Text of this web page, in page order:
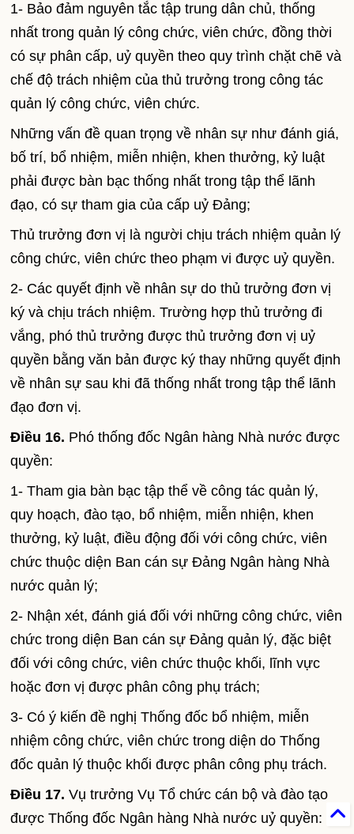
1- Bảo đảm nguyên tắc tập trung dân chủ, thống
nhất trong quản lý công chức, viên chức, đồng thời
có sự phân cấp, uỷ quyền theo quy trình chặt chẽ và
chế độ trách nhiệm của thủ trưởng trong công tác
quản lý công chức, viên chức.
Những vấn đề quan trọng về nhân sự như đánh giá,
bố trí, bổ nhiệm, miễn nhiện, khen thưởng, kỷ luật
phải được bàn bạc thống nhất trong tập thể lãnh
đạo, có sự tham gia của cấp uỷ Đảng;
Thủ trưởng đơn vị là người chịu trách nhiệm quản lý
công chức, viên chức theo phạm vi được uỷ quyền.
2- Các quyết định về nhân sự do thủ trưởng đơn vị
ký và chịu trách nhiệm. Trường hợp thủ trưởng đi
vắng, phó thủ trưởng được thủ trưởng đơn vị uỷ
quyền bằng văn bản được ký thay những quyết định
về nhân sự sau khi đã thống nhất trong tập thể lãnh
đạo đơn vị.
Điều 16. Phó thống đốc Ngân hàng Nhà nước được
quyền:
1- Tham gia bàn bạc tập thể về công tác quản lý,
quy hoạch, đào tạo, bổ nhiệm, miễn nhiện, khen
thưởng, kỷ luật, điều động đối với công chức, viên
chức thuộc diện Ban cán sự Đảng Ngân hàng Nhà
nước quản lý;
2- Nhận xét, đánh giá đối với những công chức, viên
chức trong diện Ban cán sự Đảng quản lý, đặc biệt
đối với công chức, viên chức thuộc khối, lĩnh vực
hoặc đơn vị được phân công phụ trách;
3- Có ý kiến đề nghị Thống đốc bổ nhiệm, miễn
nhiệm công chức, viên chức trong diện do Thống
đốc quản lý thuộc khối được phân công phụ trách.
Điều 17.Vụ trưởng Vụ Tổ chức cán bộ và đào tạo
được Thống đốc Ngân hàng Nhà nước uỷ quyền: